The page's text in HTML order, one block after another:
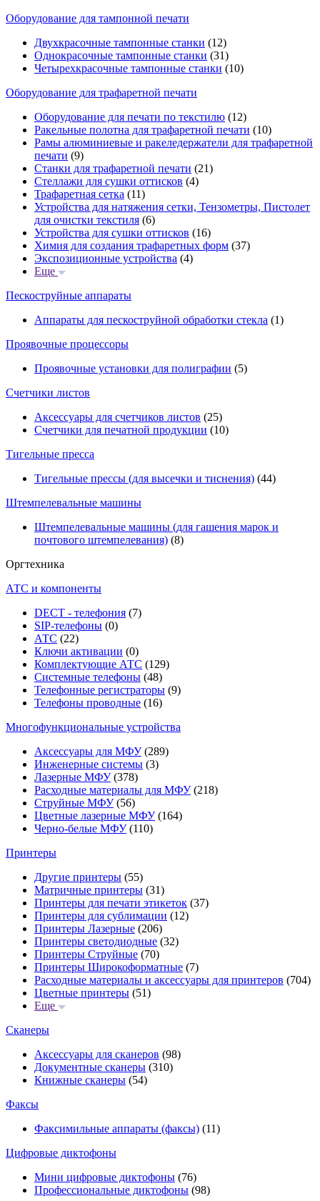
Оборудование для тампонной печати
Двухкрасочные тампонные станки (12)
Однокрасочные тампонные станки (31)
Четырехкрасочные тампонные станки (10)
Оборудование для трафаретной печати
Оборудование для печати по текстилю (12)
Ракельные полотна для трафаретной печати (10)
Рамы алюминиевые и ракеледержатели для трафаретной
печати (9)
Станки для трафаретной печати (21)
Стеллажи для сушки оттисков (4)
Трафаретная сетка (11)
Устройства для натяжения сетки, Тензометры, Пистолет
для очистки текстиля (6)
Устройства для сушки оттисков (16)
Химия для создания трафаретных форм (37)
Экспозиционные устройства (4)
Еще
Пескоструйные аппараты
Аппараты для пескоструйной обработки стекла (1)
Проявочные процессоры
Проявочные установки для полиграфии (5)
Счетчики листов
Аксессуары для счетчиков листов (25)
Счетчики для печатной продукции (10)
Тигельные пресса
Тигельные прессы (для высечки и тиснения) (44)
Штемпелевальные машины
Штемпелевальные машины (для гашения марок и
почтового штемпелевания) (8)
Оргтехника
АТС и компоненты
DECT - телефония (7)
SIP-телефоны (0)
АТС (22)
Ключи активации (0)
Комплектующие АТС (129)
Системные телефоны (48)
Телефонные регистраторы (9)
Телефоны проводные (16)
Многофункциональные устройства
Аксессуары для МФУ(289)
Инженерные системы (3)
Лазерные МФУ(378)
Расходные материалы для МФУ(218)
Струйные МФУ(56)
Цветные лазерные МФУ(164)
Черно-белые МФУ(110)
Принтеры
Другие принтеры (55)
Матричные принтеры (31)
Принтеры для печати этикеток (37)
Принтеры для сублимации (12)
Принтеры Лазерные (206)
Принтеры светодиодные (32)
Принтеры Струйные (70)
Принтеры Широкоформатные (7)
Расходные материалы и аксессуары для принтеров (704)
Цветные принтеры (51)
Еще
Сканеры
Аксессуары для сканеров (98)
Документные сканеры (310)
Книжные сканеры (54)
Факсы
Факсимильные аппараты (факсы) (11)
Цифровые диктофоны
Мини цифровые диктофоны (76)
Профессиональные диктофоны (98)